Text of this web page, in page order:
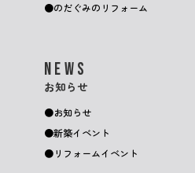
のだぐみのリフォーム
NEWS
お知らせ
お知らせ
新築イベント
リフォームイベント